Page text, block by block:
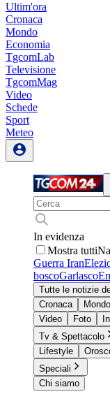
Ultim'ora
Cronaca
Mondo
Economia
TgcomLab
Televisione
TgcomMag
Video
Schede
Sport
Meteo
In evidenza
Mostra tutti
Guerra Iran
boscoGarlasco
Tutte le notizie
Cronaca
Mondo
Video
Foto
Tv & Spettacolo
Lifestyle
Speciali
Chi siamo